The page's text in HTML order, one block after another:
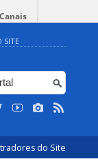
Canais
SITE
do Site